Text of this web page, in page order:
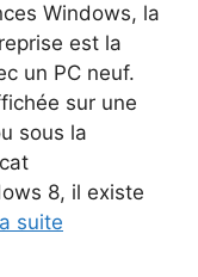
Windows, la
est la
un PC neuf.
sur une
sous la
8, il existe
suite